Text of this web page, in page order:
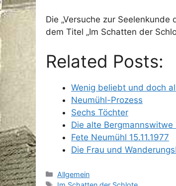
Die „Versuche zur
dem Titel „Im Schatten der
Related Posts:
Wenig beliebt und doch
Neumühl-Prozess
Sechs Töchter
Die alte Bergmannswitwe
Fete Neumühl 15.11.1977
Die Frau und
Kategorien
Allgemein
Schlagwörter